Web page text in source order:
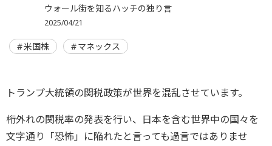
ウォール街を知るハッチの独り言
2025/04/21
米国株 マネックス
トランプ大統領の関税政策が世界を混乱させています。
桁外れの関税率の発表を行い、日本を含む世界中の国々を
文字通り「恐怖」に陥れたと言っても過言ではありませ